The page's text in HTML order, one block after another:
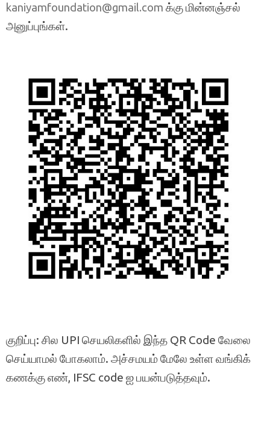
kaniyamfoundation@gmail.com க்கு மின்னஞ்சல்
அனுப்புங்கள்.
குறிப்பு: சில UPI செயலிகளில் இந்த QR Code வேலை
செய்யாமல் போகலாம். அச்சமயம் மேலே உள்ள வங்கிக்
கணக்கு எண், IFSC code ஐ பயன்படுத்தவும்.